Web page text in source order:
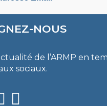
NOUS
de l’ARMP en
sociaux.